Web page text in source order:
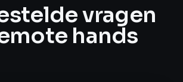
vragen
hands